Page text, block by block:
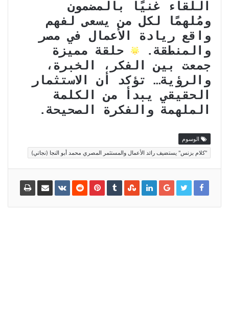
اللقاء غنيًا بالمضمون
ومُلهمًا لكل من يسعى لفهم
واقع ريادة الأعمال في مصر
والمنطقة.
حلقة مميزة
جمعت بين الفكر، الخبرة،
والرؤية… تؤكد أن الاستثمار
الحقيقي يبدأ من الكلمة
الملهمة والفكرة الصحيحة.
الوسوم
"كلام بزنس" يستضيف رائد الأعمال والمستثمر المصري محمد أبو النجا (نجاتي)